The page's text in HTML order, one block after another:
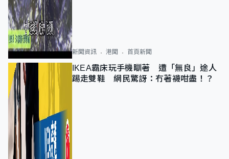
新聞資訊 港聞 首頁新聞
IKEA霸床玩手機瞓著 遭「無良」途人
踢走雙鞋 網民驚訝：冇著襪咁盡！？